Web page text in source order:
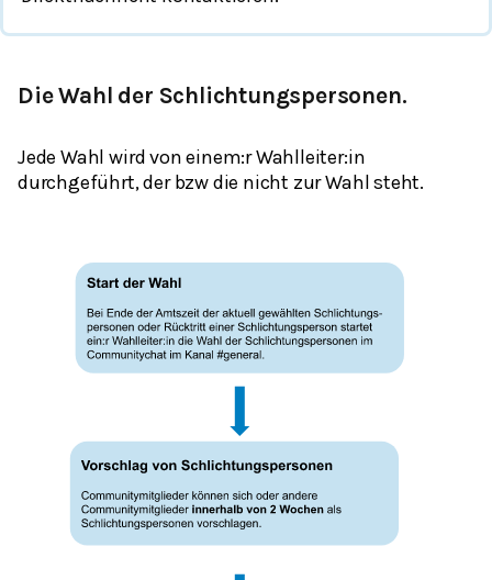
Die Wahl der Schlichtungspersonen.
Jede Wahl wird von einem:r Wahlleiter:in
durchgeführt, der bzw die nicht zur Wahl steht.